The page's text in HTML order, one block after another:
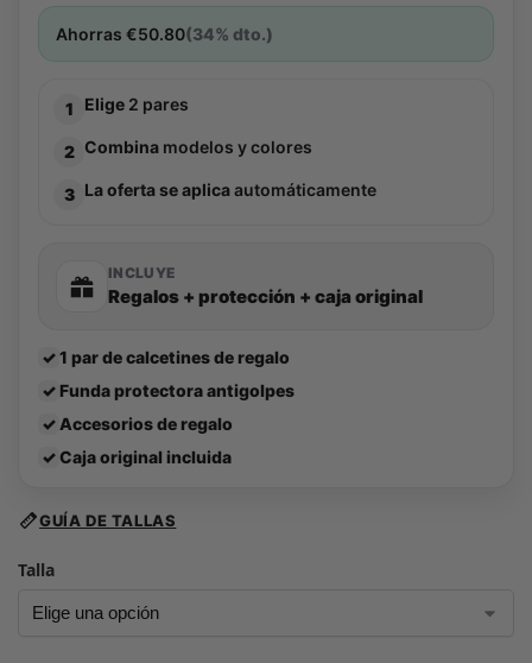
Ahorras €50.80(34% dto.)
1 Elige 2 pares
2 Combina modelos y colores
3 La oferta se aplicaautomáticamente
INCLUYE
Regalos + protección + caja original
✓1 par de calcetines de regalo
✓ Funda protectora antigolpes
✓ Accesorios de regalo
✓Caja original incluida
GUÍA DE TALLAS
Talla